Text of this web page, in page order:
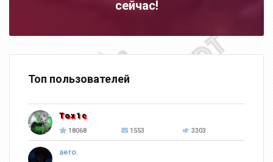
сейчас!
Топ пользователей
Tox1c
18068 1553 3303
aero.